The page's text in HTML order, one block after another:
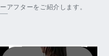
アフターをご紹介します。